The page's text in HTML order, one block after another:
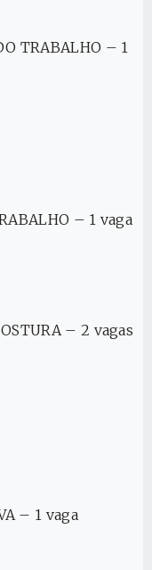
TRABALHO – 1
– 1 vaga
– 2 vagas
– 1 vaga